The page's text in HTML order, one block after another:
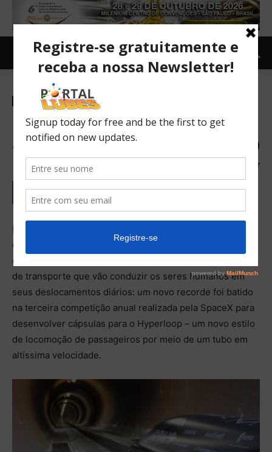
Tecnologia TOPNEWS
Equipe alemã cria para a
SpaceX cápsula de Hyperloop
27/07/2018 287
Equipe alemã cria para a SpaceX cápsula de Hyperloop
que chega a 457 km/h. Podemos dizer que o futuro está
cada vez mais próximo no que diz respeito aos meios
de transporte que vão conduzir os seres humanos em
seus deslocamentos diários: um novo recorde foi batido
na terceira competição anual realizada pela SpaceX para
desenvolver cápsulas para o Hyperloop – um novo estilo
de locomoção de passageiros por meio de um tubo em
altíssima velocidade.